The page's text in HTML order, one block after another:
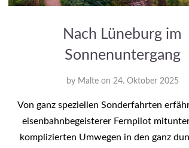
Nach Lüneburg im
Sonnenuntergang
by Malte on 24. Oktober 2025
Von ganz speziellen Sonderfahrten
eisenbahnbegeisterer Fernpilot
komplizierten Umwegen in den ganz